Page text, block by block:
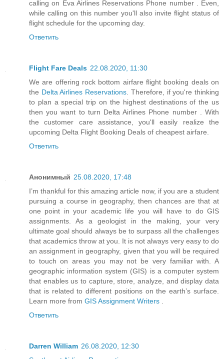
calling on Eva Airlines Reservations Phone number . Even,
while calling on this number you'll also invite flight status of
flight schedule for the upcoming day.
Ответить
Flight Fare Deals 22.08.2020, 11:30
We are offering rock bottom airfare flight booking deals on
the Delta Airlines Reservations . Therefore, if you're thinking
to plan a special trip on the highest destinations of the us
then you want to turn Delta Airlines Phone number . With
the customer care assistance, you'll easily realize the
upcoming Delta Flight Booking Deals of cheapest airfare.
Ответить
Анонимный 25.08.2020, 17:48
I’m thankful for this amazing article now, if you are a student
pursuing a course in geography, then chances are that at
one point in your academic life you will have to do GIS
assignments. As a geologist in the making, your very
ultimate goal should always be to surpass all the challenges
that academics throw at you. It is not always very easy to do
an assignment in geography, given that you will be required
to touch on areas you may not be very familiar with. A
geographic information system (GIS) is a computer system
that enables us to capture, store, analyze, and display data
that is related to different positions on the earth’s surface.
Learn more from GIS Assignment Writers
Ответить
Darren William 26.08.2020, 12:30